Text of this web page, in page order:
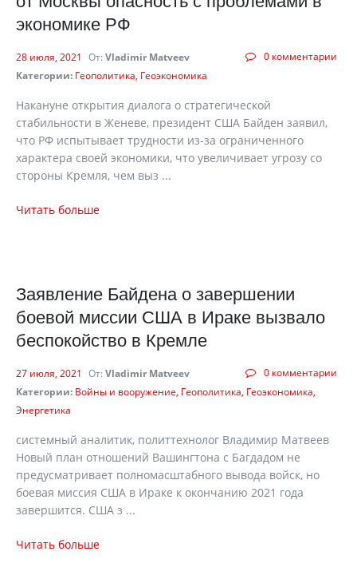
экономике РФ
0 комментарии
28 июля, 2021 От: Vladimir Matveev
Категории: Геополитика Геоэкономика
Накануне открытия диалога о стратегической
стабильности в Женеве, президент США Байден заявил,
что РФ испытывает трудности из-за ограниченного
характера своей экономики, что увеличивает угрозу со
стороны Кремля, чем выз ...
Читать больше
Заявление Байдена о завершении
боевой миссии США в Ираке вызвало
беспокойство в Кремле
0 комментарии
27 июля, 2021 От: Vladimir Matveev
Категории: Войны и вооружение Геополитика Геоэкономика
Энергетика
системный аналитик, политтехнолог Владимир Матвеев
Новый план отношений Вашингтона с Багдадом не
предусматривает полномасштабного вывода войск, но
боевая миссия США в Ираке к окончанию 2021 года
завершится. США з ...
Читать больше